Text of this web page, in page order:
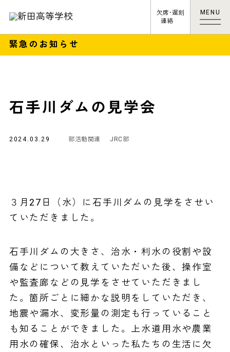
欠席･遅刻
連絡
MENU
緊急のお知らせ
石手川ダムの見学会
2024.03.29 部活動関連 JRC部
３月27日（水）に石手川ダムの見学をさせい
ていただきました。
石手川ダムの大きさ、治水・利水の役割や設
備などについて教えていただいた後、操作室
や監査廊などの見学をさせていただきまし
た。箇所ごとに細かな説明をしていただき、
地震や漏水、変形量の測定も行っていること
も知ることができました。上水道用水や農業
用水の確保、治水といった私たちの生活に欠